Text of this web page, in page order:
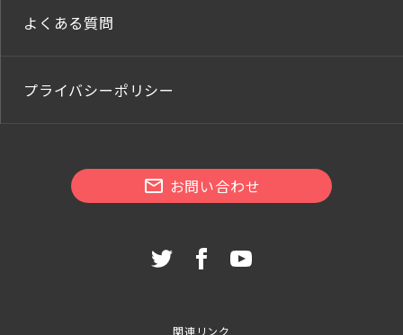
よくある質問
プライバシーポリシー
お問い合わせ
関連リンク